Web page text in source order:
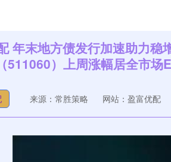
年末地方债发行加速助力
511060）上周涨幅居全市场
来源：常胜策略 网站：盈富优配